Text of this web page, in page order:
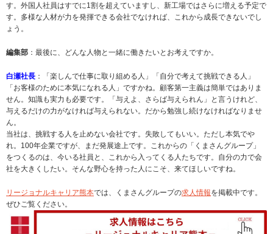
す。外国人社員はすでに1割を超えていますし、新工場ではさらに増える予定で
す。多様な人材が力を発揮できる会社でなければ、これから成長できないでし
ょう。
編集部 ：最後に、どんな人物と一緒に働きたいとお考えですか。
白瀬社長 ：「楽しんで仕事に取り組める人」「自分で考えて挑戦できる人」
「お客様のために本気になれる人」ですかね。顧客第一主義は簡単ではありま
せん。知識も実力も必要です。「与えよ、さらば与えられん」と言うけれど、
与えるだけの力がなければ与えられない。だから勉強し続けなければなりませ
ん。
当社は、挑戦する人を止めない会社です。失敗してもいい。ただし本気でや
れ。100年企業ですが、まだ発展途上です。これからの「くまさんグループ」
をつくるのは、今いる社員と、これから入ってくる人たちです。自分の力で会
社を大きくしたい。そんな野心を持った人にこそ、来てほしいですね。
リージョナルキャリア熊本では、くまさんグループの求人情報を掲載中です。
ぜひご覧ください。